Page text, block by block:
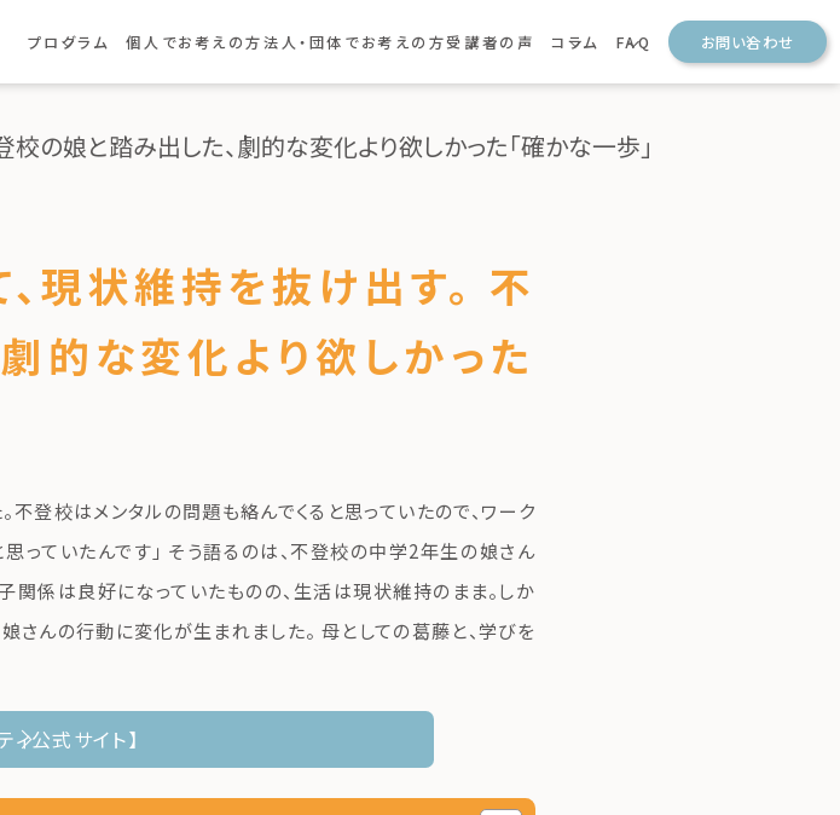
プログラム
プログラムについて
ほめビリティ・アドバンスド・
プラクティショナー
ほめビリティ・メンター育成講座
個人でお考えの方法人・団体でお考えの方受講者の声
メンターの声
団体の声
コラム
ナレッジ
FAQ
保護者の方からのご質問
お問い合わせ
校の娘と踏み出した、劇的な変化より欲しかった「確かな一歩」
現状維持を抜け出す。 不
的な変化より欲しかった
不登校はメンタルの問題も絡んでくると思っていたので、ワーク
っていたんです」 そう語るのは、不登校の中学2年生の娘さん
関係は良好になっていたものの、生活は現状維持のまま。しか
娘さんの行動に変化が生まれました。 母としての葛藤と、学びを
ィ公式サイト】